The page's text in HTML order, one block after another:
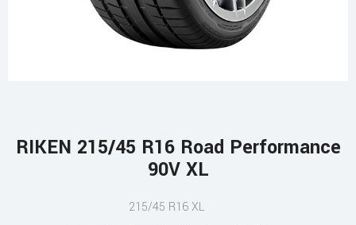
RIKEN 215/45 R16 Road Performance
90V XL
215/45 R16 XL